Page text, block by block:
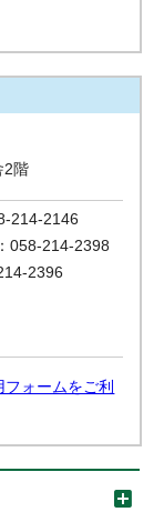
階
214-2146
058-214-2398
2396
ォームをご利